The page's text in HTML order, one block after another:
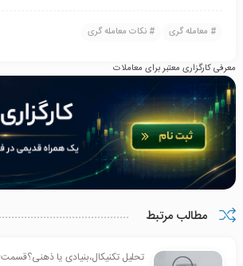
معامله گری نکات معامله گری
معرفی کارگزاری معتبر برای معاملات
مطالب مرتبط
تحلیل تکنیکال،بنیادی یا ذهنی؟قسمت۵۶